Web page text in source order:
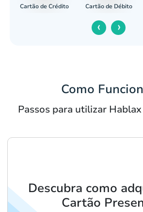
Cartão de Crédito Cartão de Débito
‹ ›
Como
Passos para utilizar
Descubra como
Cartão